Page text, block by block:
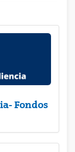
Fondos